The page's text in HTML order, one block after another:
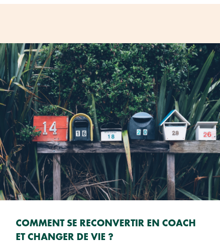
COMMENT SE RECONVERTIR EN COACH
ET CHANGER DE VIE ?